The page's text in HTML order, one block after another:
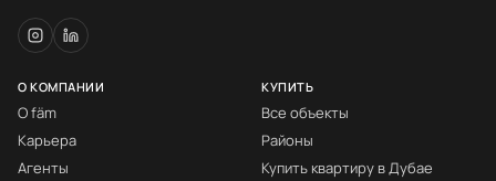
О КОМПАНИИ
О fäm
Карьера
Агенты
КУПИТЬ
Все объекты
Районы
Купить квартиру в Дубае